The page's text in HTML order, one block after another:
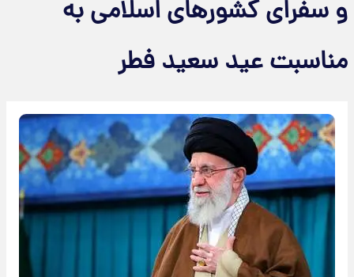
و سفرای کشورهای اسلامی به
مناسبت عید سعید فطر